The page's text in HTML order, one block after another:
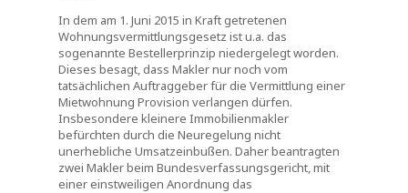
In dem am 1. Juni 2015 in Kraft getretenen
Wohnungsvermittlungsgesetz ist u.a. das
sogenannte Bestellerprinzip niedergelegt worden.
Dieses besagt, dass Makler nur noch vom
tatsächlichen Auftraggeber für die Vermittlung einer
Mietwohnung Provision verlangen dürfen.
Insbesondere kleinere Immobilienmakler
befürchten durch die Neuregelung nicht
unerhebliche Umsatzeinbußen. Daher beantragten
zwei Makler beim Bundesverfassungsgericht, mit
einer einstweiligen Anordnung das